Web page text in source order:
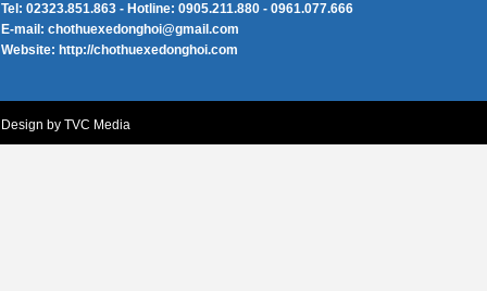
Tel: 02323.851.863 - Hotline: 0905.211.880 - 0961.077.666
E-mail: chothuexedonghoi@gmail.com
Website: http://chothuexedonghoi.com
Design by TVC Media